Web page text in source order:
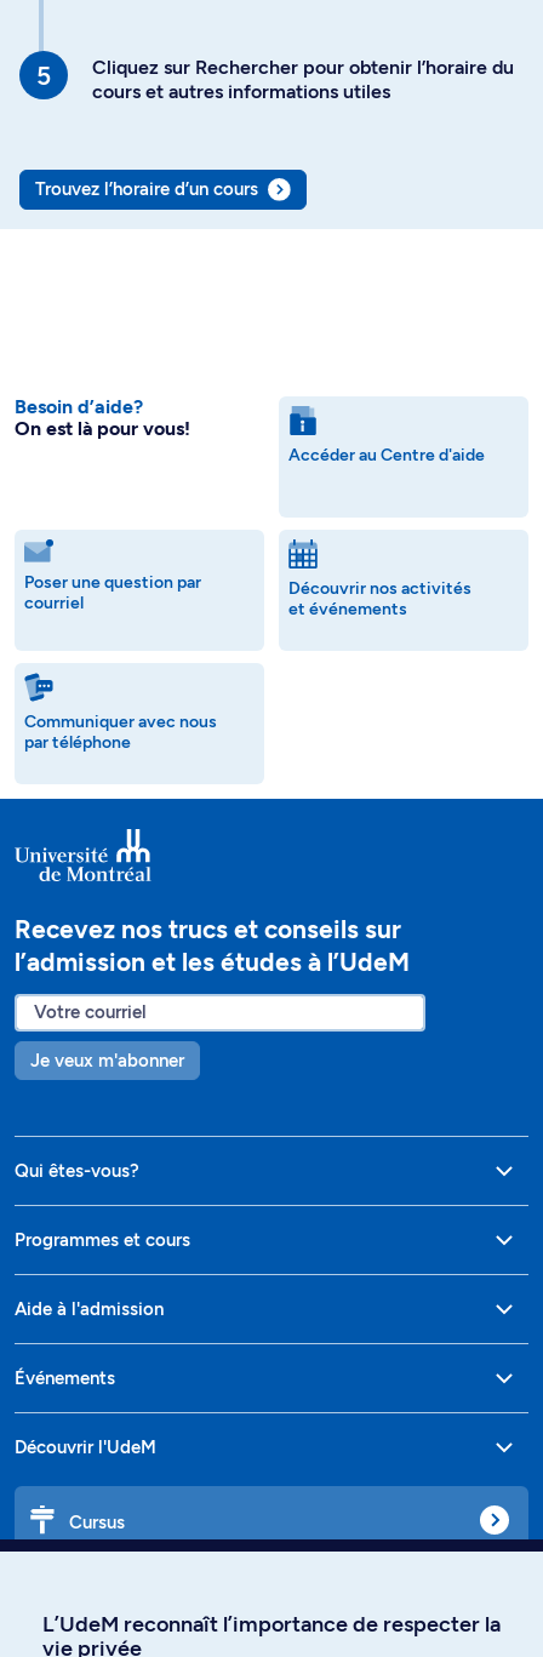
Cliquez sur Rechercher pour obtenir l’horaire du
cours et autres informations utiles
Trouvez l’horaire d’un cours
Besoin d’aide?
On est là pour vous!
Accéder au Centre d'aide
Poser une question par
courriel
Découvrir nos activités
et événements
Communiquer avec nous
par téléphone
Recevez nos trucs et conseils sur
l’admission et les études à l’UdeM
Je veux m'abonner
Qui êtes-vous?
Programmes et cours
Aide à l'admission
Événements
Découvrir l'UdeM
Cursus
L’UdeM reconnaît l’importance de respecter la
vie privée